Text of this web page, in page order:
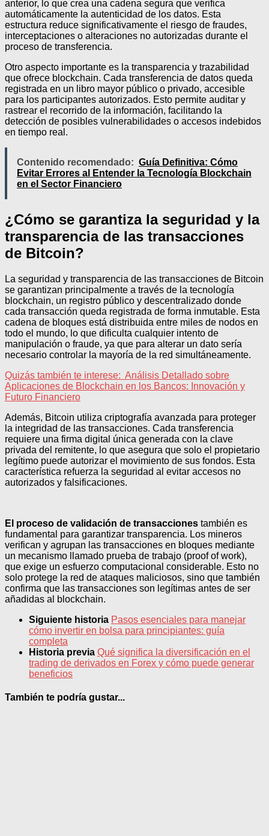
anterior, lo que crea una cadena segura que verifica
automáticamente la autenticidad de los datos. Esta
estructura reduce significativamente el riesgo de fraudes,
interceptaciones o alteraciones no autorizadas durante el
proceso de transferencia.
Otro aspecto importante es la transparencia y trazabilidad
que ofrece blockchain. Cada transferencia de datos queda
registrada en un libro mayor público o privado, accesible
para los participantes autorizados. Esto permite auditar y
rastrear el recorrido de la información, facilitando la
detección de posibles vulnerabilidades o accesos indebidos
en tiempo real.
Contenido recomendado: Guía Definitiva: Cómo
Evitar Errores al Entender la Tecnología Blockchain
en el Sector Financiero
¿Cómo se garantiza la seguridad y la
transparencia de las transacciones
de Bitcoin?
La seguridad y transparencia de las transacciones de Bitcoin
se garantizan principalmente a través de la tecnología
blockchain, un registro público y descentralizado donde
cada transacción queda registrada de forma inmutable. Esta
cadena de bloques está distribuida entre miles de nodos en
todo el mundo, lo que dificulta cualquier intento de
manipulación o fraude, ya que para alterar un dato sería
necesario controlar la mayoría de la red simultáneamente.
Quizás también te interese: Análisis Detallado sobre
Aplicaciones de Blockchain en los Bancos: Innovación y
Futuro Financiero
Además, Bitcoin utiliza criptografía avanzada para proteger
la integridad de las transacciones. Cada transferencia
requiere una firma digital única generada con la clave
privada del remitente, lo que asegura que solo el propietario
legítimo puede autorizar el movimiento de sus fondos. Esta
característica refuerza la seguridad al evitar accesos no
autorizados y falsificaciones.
El proceso de validación de transacciones también es
fundamental para garantizar transparencia. Los mineros
verifican y agrupan las transacciones en bloques mediante
un mecanismo llamado prueba de trabajo (proof of work),
que exige un esfuerzo computacional considerable. Esto no
solo protege la red de ataques maliciosos, sino que también
confirma que las transacciones son legítimas antes de ser
añadidas al blockchain.
Siguiente historia Pasos esenciales para manejar
cómo invertir en bolsa para principiantes: guía
completa
Historia previa Qué significa la diversificación en el
trading de derivados en Forex y cómo puede generar
beneficios
También te podría gustar...